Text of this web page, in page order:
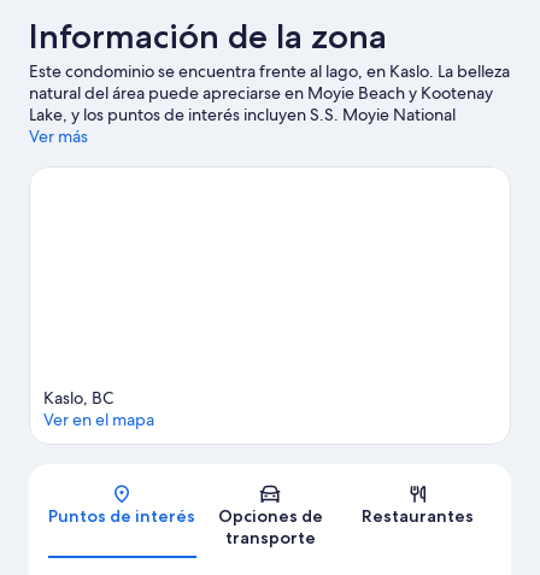
Información de la zona
Este condominio se encuentra frente al lago, en Kaslo. La belleza
natural del área puede apreciarse en Moyie Beach y Kootenay
Lake, y los puntos de interés incluyen S.S. Moyie National
Historic Site y Centro Cultural Langham.
Ver más
Mapa
Kaslo, BC
Ver en el mapa
Puntos de interés
Opciones de
transporte
Restaurantes